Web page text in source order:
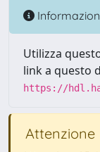
Utilizza
link a questo
https://
Attenzione